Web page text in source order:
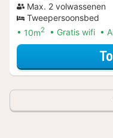
Max. 2 volwassenen
Tweepersoonsbed
10m2 Gratis wifi